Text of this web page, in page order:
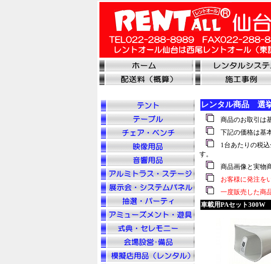
レンタル商品 選
商品のお取引は
下記の価格は基
1台あたりの税込
す。
商品画像と実物
お客様に発注を
一度販売した商
車載用PAセット300W